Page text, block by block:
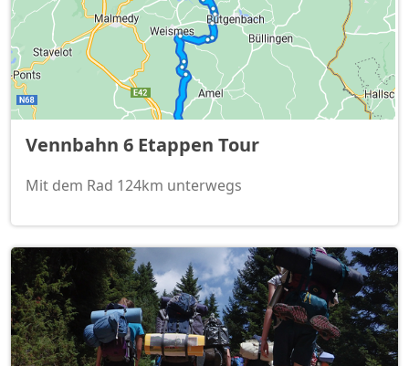
Vennbahn 6 Etappen Tour
Mit dem Rad 124km unterwegs